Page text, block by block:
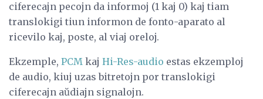
ciferecajn pecojn da informoj (1 kaj 0) kaj tiam
translokigi tiun informon de fonto-aparato al
ricevilo kaj, poste, al viaj oreloj.
Ekzemple, PCM kaj Hi-Res-audio estas ekzemploj
de audio, kiuj uzas bitretojn por translokigi
ciferecajn aŭdiajn signalojn.